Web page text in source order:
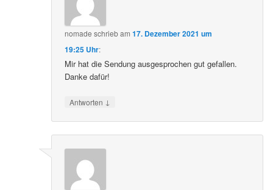
nomade schriebam17. Dezember 2021 um
19:25 Uhr:
Mir hat die Sendung ausgesprochen gut gefallen.
Danke dafür!
Antworten ↓